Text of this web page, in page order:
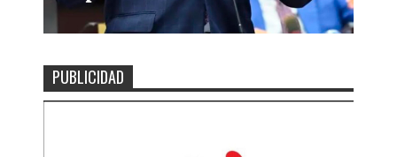
PUBLICIDAD